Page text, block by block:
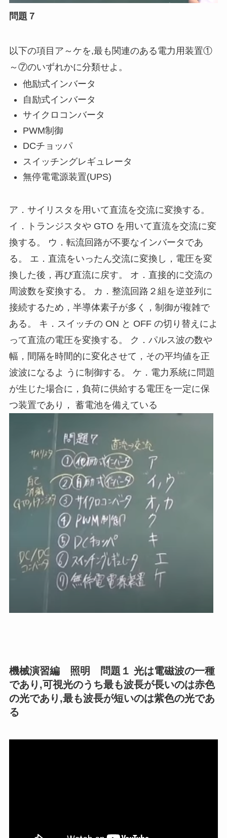
問題７
以下の項目ア～ケを,最も関連のある電力用装置①
～⑦のいずれかに分類せよ。
他励式インバータ
自励式インバータ
サイクロコンバータ
PWM制御
DCチョッパ
スイッチングレギュレータ
無停電電源装置(UPS)
ア．サイリスタを用いて直流を交流に変換する。
イ．トランジスタや GTO を用いて直流を交流に変
換する。 ウ．転流回路が不要なインバータであ
る。 エ．直流をいったん交流に変換し，電圧を変
換した後，再び直流に戻す。 オ．直接的に交流の
周波数を変換する。 カ．整流回路２組を逆並列に
接続するため，半導体素子が多く，制御が複雑で
ある。 キ．スイッチの ON と OFF の切り替えによ
って直流の電圧を変換する。 ク．パルス波の数や
幅，間隔を時間的に変化させて，その平均値を正
波波になるよ うに制御する。 ケ．電力系統に問題
が生じた場合に，負荷に供給する電圧を一定に保
つ装置であり， 蓄電池を備えている
機械演習編 照明 問題１ 光は電磁波の一種
であり,可視光のうち最も波長が長いのは赤色
の光であり,最も波長が短いのは紫色の光であ
る